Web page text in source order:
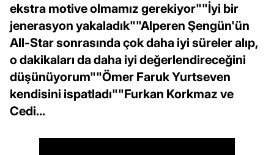
ekstra motive olmamız gerekiyor""İyi bir
jenerasyon yakaladık""Alperen Şengün'ün
All-Star sonrasında çok daha iyi süreler alıp,
o dakikaları da daha iyi değerlendireceğini
düşünüyorum""Ömer Faruk Yurtseven
kendisini ispatladı""Furkan Korkmaz ve
Cedi...